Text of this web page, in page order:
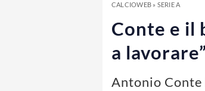
CALCIOWEB» SERIE A
Conte e il
a lavorare”
Antonio